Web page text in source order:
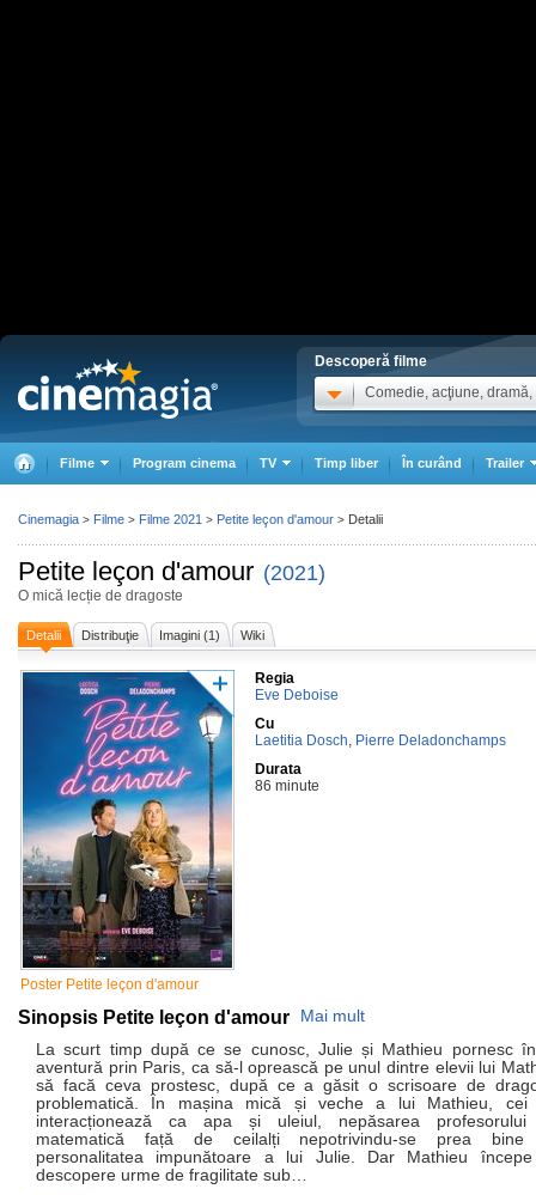
Descoperă filme
Comedie, acţiune, dramă,
Filme Program cinema TV Timp liber În curând Trailer
Petite leçon d'amour (2021)
O mică lecție de dragoste
Detalii Distribuţie Imagini (1) Wiki
Poster Petite leçon d'amour
Regia
Eve Deboise
Cu
Laetitia Dosch, Pierre Deladonchamps
Durata
86 minute
Sinopsis Petite leçon d'amour
Mai mult
La scurt timp după ce se cunosc, Julie și Mathieu pornesc
aventură prin Paris, ca să-l oprească pe unul dintre elevii lui
să facă ceva prostesc, după ce a găsit o scrisoare de
problematică. În mașina mică și veche a lui Mathieu, cei
interacționează ca apa și uleiul, nepăsarea
matematică față de ceilalți nepotrivindu-se prea
personalitatea impunătoare a lui Julie. Dar Mathieu
descopere urme de fragilitate sub…
Cinemagia > Filme > Filme 2021 > Petite leçon d'amour > Detalii